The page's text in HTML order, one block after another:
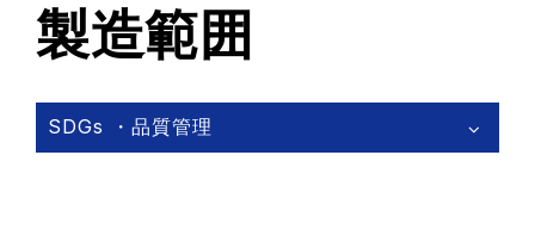
製造範囲
SDGs ・品質管理